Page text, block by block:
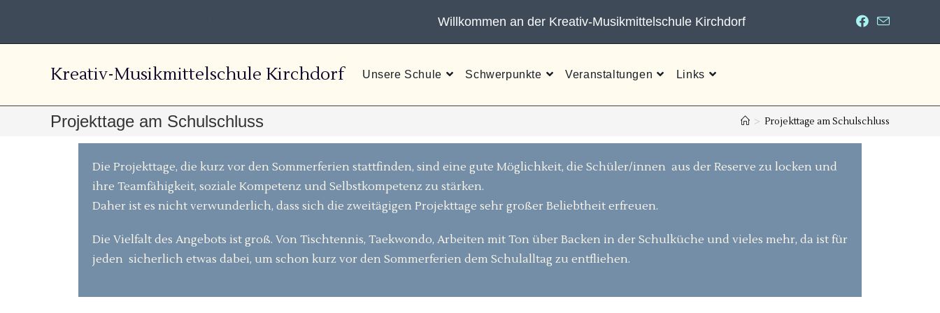
Willkommen an der Kreativ-Musikmittelschule Kirchdorf
Kreativ-Musikmittelschule Kirchdorf Unsere Schule Schwerpunkte Veranstaltungen Links
Projekttage am Schulschluss > Projekttage am Schulschluss
Die Projekttage, die kurz vor den Sommerferien stattfinden, sind eine gute Möglichkeit, die Schüler/innen aus der Reserve zu locken und
ihre Teamfähigkeit, soziale Kompetenz und Selbstkompetenz zu stärken.
Daher ist es nicht verwunderlich, dass sich die zweitägigen Projekttage sehr großer Beliebtheit erfreuen.
Die Vielfalt des Angebots ist groß. Von Tischtennis, Taekwondo, Arbeiten mit Ton über Backen in der Schulküche und vieles mehr, da ist für
jeden sicherlich etwas dabei, um schon kurz vor den Sommerferien dem Schulalltag zu entfliehen.